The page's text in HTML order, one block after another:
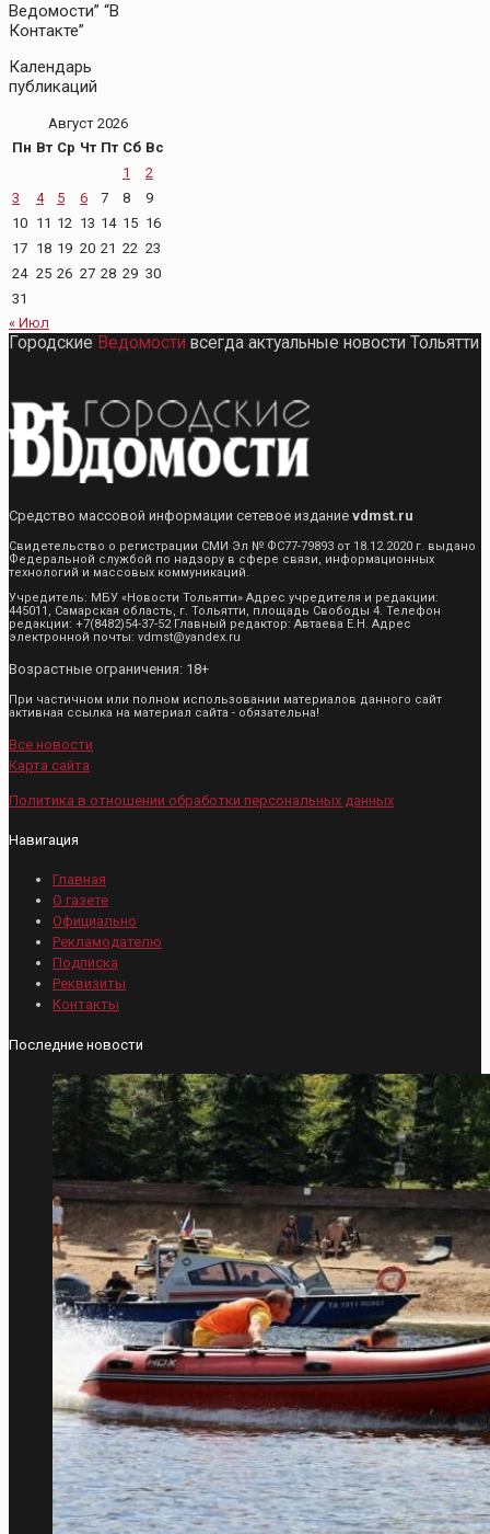
Ведомости” “В
Контакте”
Календарь
публикаций
Август 2026
Пн Вт Ср Чт Пт Сб Вс
1
2
3
4 5 6 7 8
9
10 11 12 13 14 15 16
17 18 19 20 21 22 23
24 25 26 27 28 29 30
31
« Июл
Городские Ведомости всегда актуальные новости Тольятти
Средство массовой информации сетевое издание vdmst.ru
Свидетельство о регистрации СМИ Эл № ФС77-79893 от 18.12.2020 г. выдано
Федеральной службой по надзору в сфере связи, информационных
технологий и массовых коммуникаций.
Учредитель: МБУ «Новости Тольятти» Адрес учредителя и редакции:
445011, Самарская область, г. Тольятти, площадь Свободы 4. Телефон
редакции: +7(8482)54-37-52 Главный редактор: Автаева Е.Н. Адрес
электронной почты: vdmst@yandex.ru
Возрастные ограничения: 18+
При частичном или полном использовании материалов данного сайт
активная ссылка на материал сайта - обязательна!
Все новости
Карта сайта
Политика в отношении обработки персональных данных
Навигация
Главная
О газете
Официально
Рекламодателю
Подписка
Реквизиты
Контакты
Последние новости